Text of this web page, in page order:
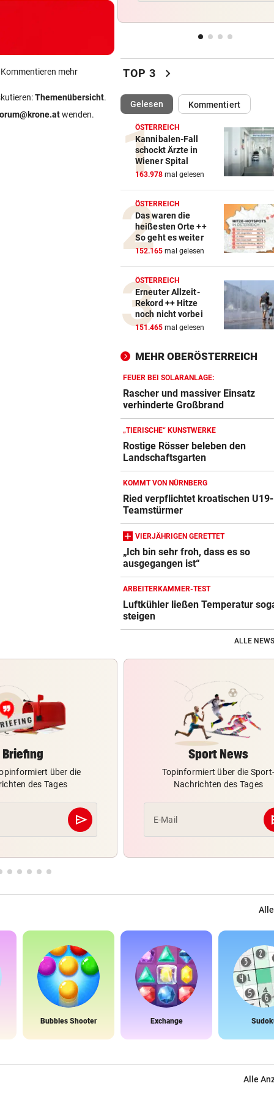
mehr
Themenübersicht.
wenden.
Schwimmbecken
jetzt weitergeht
PROBLEME BEI CELTIC
Eine große „Glaubenskrise“
Segen für den LASK
LEGIONELLEN-AUSBRUCH vor
Fiese Keime fühlen sich in
Hitze pudelwohl
TOP 3 chevron_right
Gelesen(ausgewählt)Kommentiert
ÖSTERREICH
Kannibalen-Fall
schockt Ärzte in
Wiener Spital
163.978 mal gelesen
ÖSTERREICH
Das waren die
heißesten Orte ++
So geht es weiter
152.165 mal gelesen
ÖSTERREICH
Erneuter Allzeit-
Rekord ++ Hitze
noch nicht vorbei
151.465 mal gelesen
MEHR OBERÖSTERREICH
FEUER BEI SOLARANLAGE:
Rascher und massiver Einsatz
verhinderte Großbrand
„TIERISCHE“ KUNSTWERKE
Rostige Rösser beleben den
Landschaftsgarten
KOMMT VON NÜRNBERG
Ried verpflichtet kroatischen U19-
Teamstürmer
VIERJÄHRIGEN GERETTET
„Ich bin sehr froh, dass es so
ausgegangen ist“
ARBEITERKAMMER-TEST
Luftkühler ließen Temperatur
steigen
ALLE
Briefing
über die
des Tages
send
Abschicken
Sport News
Topinformiert über die Sport-
Nachrichten des Tages
E-Mail
Bubbles Shooter Exchange
Alle